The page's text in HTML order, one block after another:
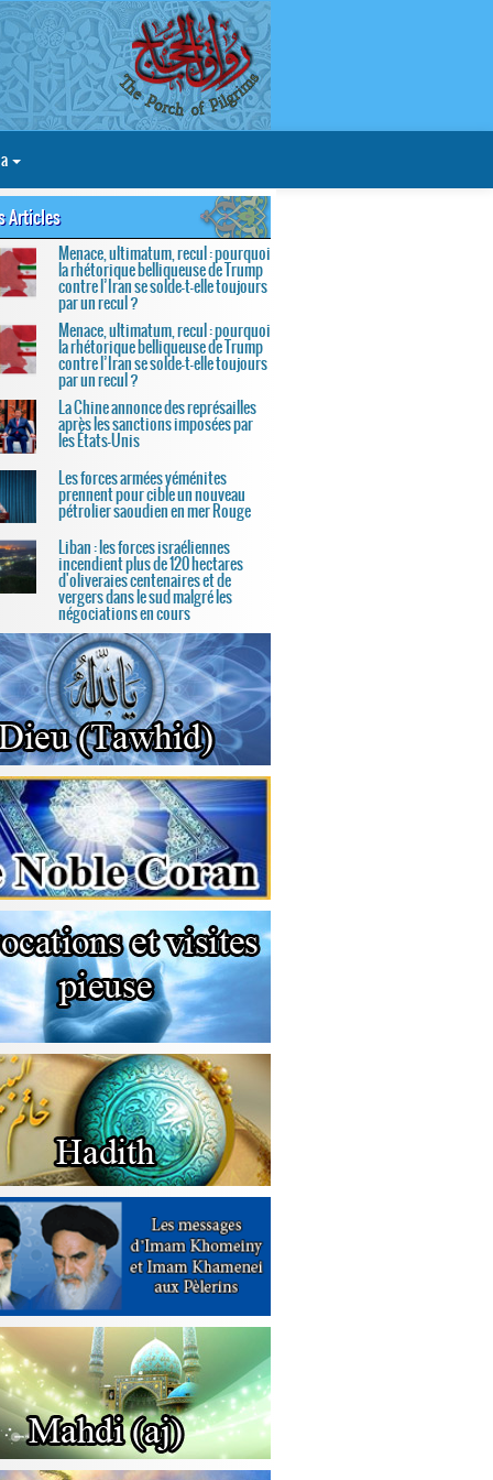
Articles
Menace, ultimatum, recul : pourquoi
la rhétorique belliqueuse de Trump
contre l’Iran se solde-t-elle toujours
par un recul ?
Menace, ultimatum, recul : pourquoi
la rhétorique belliqueuse de Trump
contre l’Iran se solde-t-elle toujours
par un recul ?
La Chine annonce des représailles
après les sanctions imposées par
les États-Unis
Les forces armées yéménites
prennent pour cible un nouveau
pétrolier saoudien en mer Rouge
Liban : les forces israéliennes
incendient plus de 120 hectares
d'oliveraies centenaires et de
vergers dans le sud malgré les
négociations en cours